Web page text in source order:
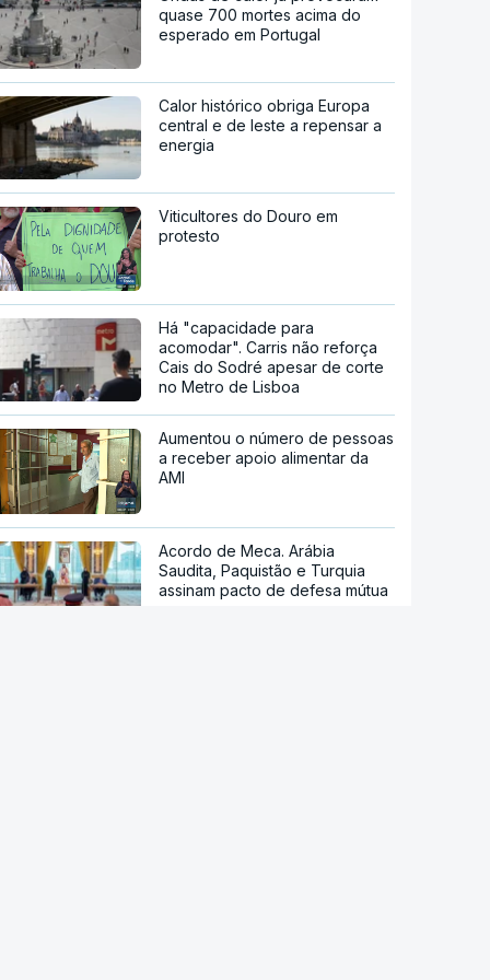
quase 700 mortes acima do
esperado em Portugal
Calor histórico obriga Europa
central e de leste a repensar a
energia
Viticultores do Douro em
protesto
Há "capacidade para
acomodar". Carris não reforça
Cais do Sodré apesar de corte
no Metro de Lisboa
Aumentou o número de pessoas
a receber apoio alimentar da
AMI
Acordo de Meca. Arábia
Saudita, Paquistão e Turquia
assinam pacto de defesa mútua